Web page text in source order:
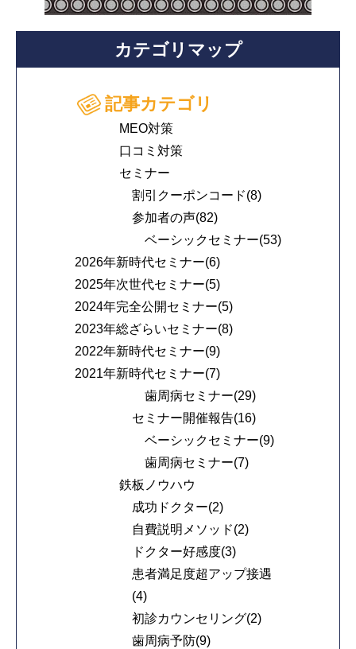
カテゴリマップ
記事カテゴリ
MEO対策
口コミ対策
セミナー
割引クーポンコード(8)
参加者の声(82)
ベーシックセミナー(53)
2026年新時代セミナー(6)
2025年次世代セミナー(5)
2024年完全公開セミナー(5)
2023年総ざらいセミナー(8)
2022年新時代セミナー(9)
2021年新時代セミナー(7)
歯周病セミナー(29)
セミナー開催報告(16)
ベーシックセミナー(9)
歯周病セミナー(7)
鉄板ノウハウ
成功ドクター(2)
自費説明メソッド(2)
ドクター好感度(3)
患者満足度超アップ接遇
(4)
初診カウンセリング(2)
歯周病予防(9)